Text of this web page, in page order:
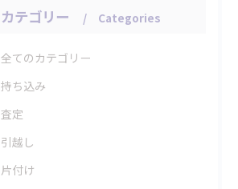
カテゴリー Categories
全てのカテゴリー
持ち込み
査定
引越し
片付け